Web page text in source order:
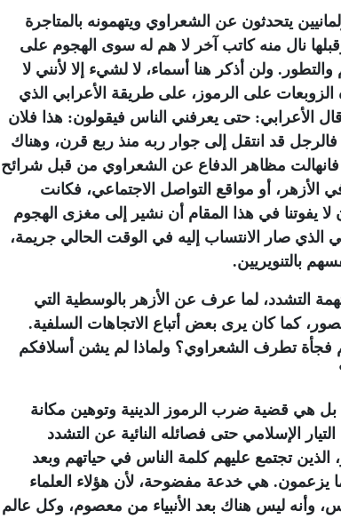
يتحدثون عن الشعراوي ويتهمونه بالمتاجرة
وقبلها نال منه كاتب آخر لا هم له سوى الهجوم على
ولن أذكر هنا أسماء، لا لشيء إلا لأنني لا
على الرموز، على طريقة الأعرابي الذي
الأعرابي: حتى يعرفني الناس فيقولون: هذا فلان
قد انتقل إلى جوار ربه منذ ربع قرن، وهناك
فانهالت مظاهر الدفاع عن الشعراوي من قبل شرائح
أو مواقع التواصل الاجتماعي، فكانت
يفوتنا في هذا المقام أن نشير إلى مغزى الهجوم
الذي صار الانتساب إليه في الوقت الحالي جريمة،
بالتنويريين.
التشدد، لما عرف عن الأزهر بالوسطية التي
كما كان يرى بعض أتباع الاتجاهات السلفية.
فجأة تطرف الشعراوي؟ ولماذا لم يشن أسلافكم
هي قضية ضرب الرموز الدينية وتوهين مكانة
الإسلامي حتى فصائله النائية عن التشدد
الذين تجتمع عليهم كلمة الناس في حياتهم وبعد
يزعمون. هي خدعة مفضوحة، لأن هؤلاء العلماء
وأنه ليس هناك بعد الأنبياء من معصوم، وكل عالم